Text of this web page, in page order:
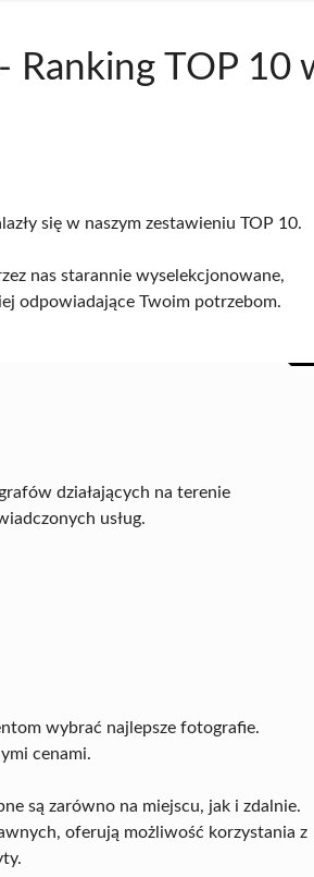
Ranking TOP 10
się w naszym zestawieniu TOP 10.
nas starannie wyselekcjonowane,
odpowiadające Twoim potrzebom.
działających na terenie
usług.
wybrać najlepsze fotografie.
cenami.
są zarówno na miejscu, jak i zdalnie.
oferują możliwość korzystania z